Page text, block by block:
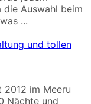
die Auswahl beim
...
und tollen
2012 im Meeru
Nächte und